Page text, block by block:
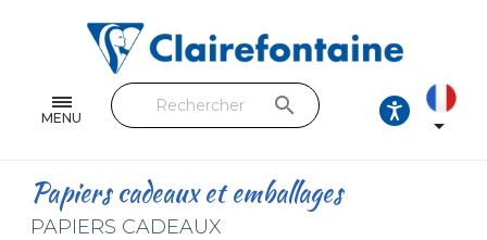
MENU
Feuilles & Copies
Beaux-arts & Dessin
Loisirs créatifs
search

Papiers cadeaux et emballages
PAPIERS CADEAUX